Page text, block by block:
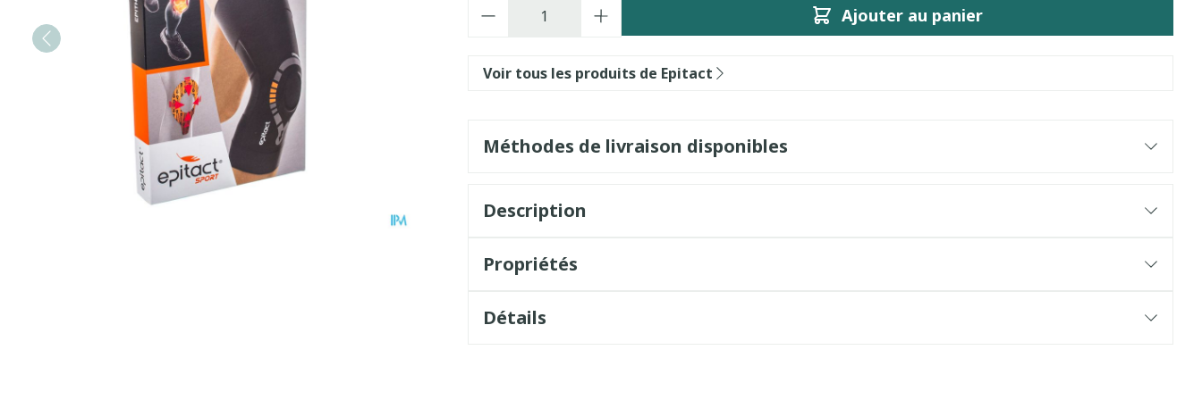
Ajouter au panier
Voir tous les produits de Epitact
Méthodes de livraison disponibles
Description
Propriétés
Détails